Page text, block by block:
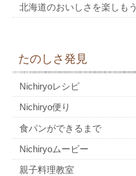
北海道のおいしさを楽しも
たのしさ発見
Nichiryoレシピ
Nichiryo便り
食パンができるまで
Nichiryoムービー
親子料理教室